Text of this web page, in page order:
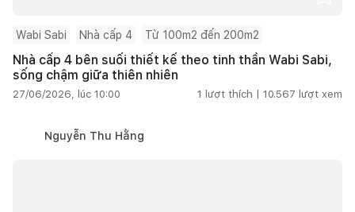
Wabi Sabi Nhà cấp 4 Từ 100m2 đến 200m2
Nhà cấp 4 bên suối thiết kế theo tinh thần Wabi Sabi,
sống chậm giữa thiên nhiên
27/06/2026, lúc 10:00 1 lượt thích | 10.567 lượt xem
Nguyễn Thu Hằng